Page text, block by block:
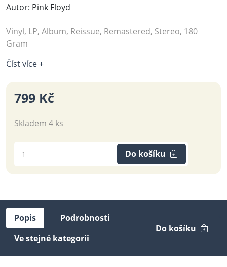
Autor: Pink Floyd
Vinyl, LP, Album, Reissue, Remastered, Stereo, 180
Gram
Číst více +
799 Kč
Skladem 4 ks
Do košíku
Popis
Podrobnosti
Ve stejné kategorii
Do košíku